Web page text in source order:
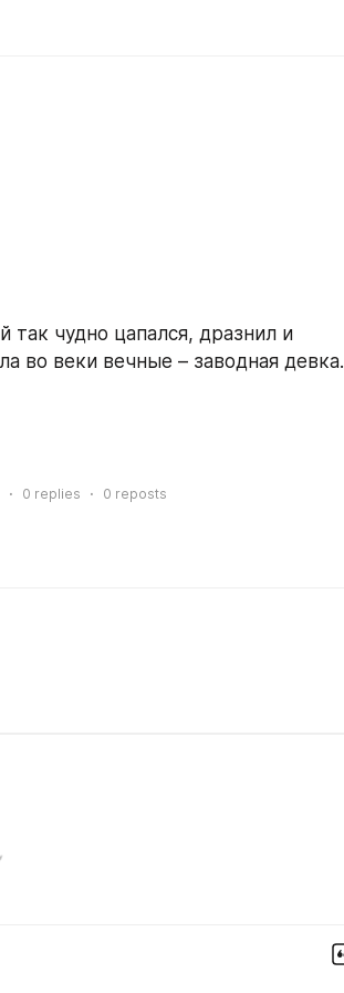
так чудно цапался, дразнил и
во веки вечные – заводная девка.
0 replies 0 reposts